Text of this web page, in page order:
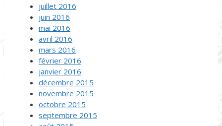
juillet 2016
juin 2016
mai 2016
avril 2016
mars 2016
février 2016
janvier 2016
décembre 2015
novembre 2015
octobre 2015
septembre 2015